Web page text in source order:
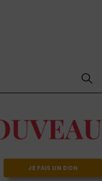
JE FAIS UN DON